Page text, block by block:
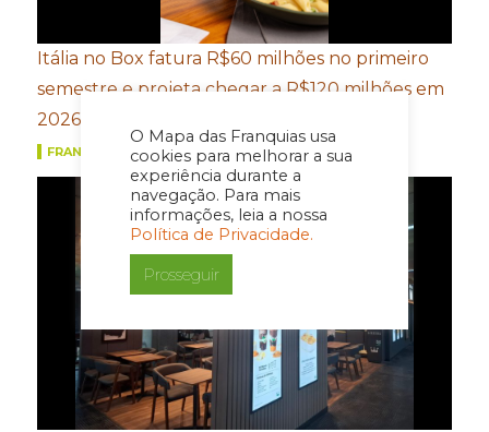
O Mapa das Franquias usa
cookies para melhorar a sua
experiência durante a
navegação. Para mais
informações, leia a nossa
Política de Privacidade.
Prosseguir
Itália no Box fatura R$60 milhões no primeiro
semestre e projeta chegar a R$120 milhões em
2026
FRANQUIAS